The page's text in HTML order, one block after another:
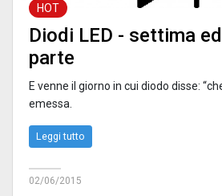
HOT
Diodi LED - settima
parte
E venne il giorno in cui diodo disse:
emessa.
Leggi tutto
02/06/2015